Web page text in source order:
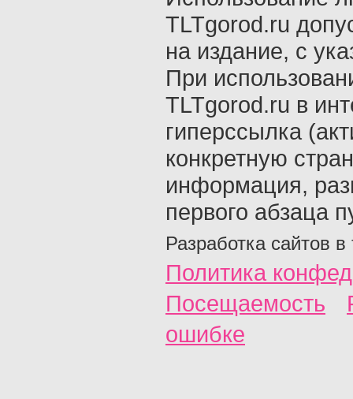
TLTgorod.ru
на издание, с
При
TLTgorod.ru в
гиперссылка
конкретную
информация,
первого абзаца
Разработка сайтов в
Политика
Посещаемость
ошибке